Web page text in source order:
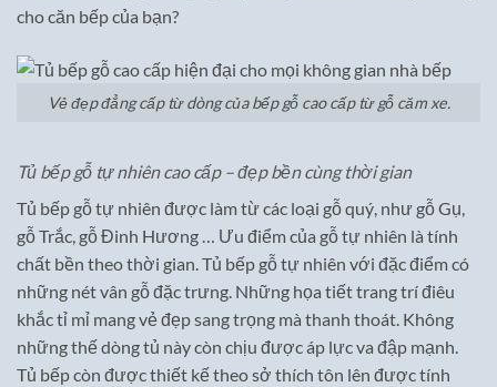
cho căn bếp của bạn?
Vẻ đẹp đẳng cấp từ dòng của bếp gỗ cao cấp từ gỗ căm xe.
Tủ bếp gỗ tự nhiên cao cấp – đẹp bền cùng thời gian
Tủ bếp gỗ tự nhiên được làm từ các loại gỗ quý, như gỗ Gụ,
gỗ Trắc, gỗ Đinh Hương … Ưu điểm của gỗ tự nhiên là tính
chất bền theo thời gian. Tủ bếp gỗ tự nhiên với đặc điểm có
những nét vân gỗ đặc trưng. Những họa tiết trang trí điêu
khắc tỉ mỉ mang vẻ đẹp sang trọng mà thanh thoát. Không
những thế dòng tủ nàycòn chịu được áp lực va đập mạnh.
Tủ bếp còn được thiết kế theo sở thích tôn lên được tính